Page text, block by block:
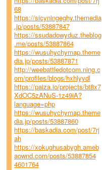
68
https://sicyningeghy.themedia
.jp/posts/53887847
https://ssudadowyduz.theblog
.me/posts/53887864
https://wusuhychymap.theme
dia.jp/posts/53887871
http://weebattledotcom.ning.c
om/profiles/blogs/hxhlyydl
https://paiza.io/projects/bt8x7
XdOC5zANuS-1z49iA?
language=php
https://wusuhychymap.theme
dia.jp/posts/53887860
https://baskadia.com/post/7rj
ah
https://xokughusabygh.ameb
aownd.com/posts/53887854
4601764